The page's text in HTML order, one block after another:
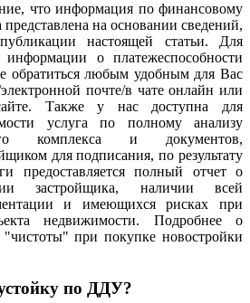
что информация по финансовому
на основании сведений,
настоящей статьи. Для
информации о платежеспособности
обратиться любым удобным для Вас
почте/в чате онлайн или
Также у нас доступна для
услуга по полному анализу
комплекса и документов,
для подписания, по результату
предоставляется полный отчет о
застройщика, наличии всей
и имеющихся рисках при
недвижимости. Подробнее о
при покупке новостройки
по ДДУ?